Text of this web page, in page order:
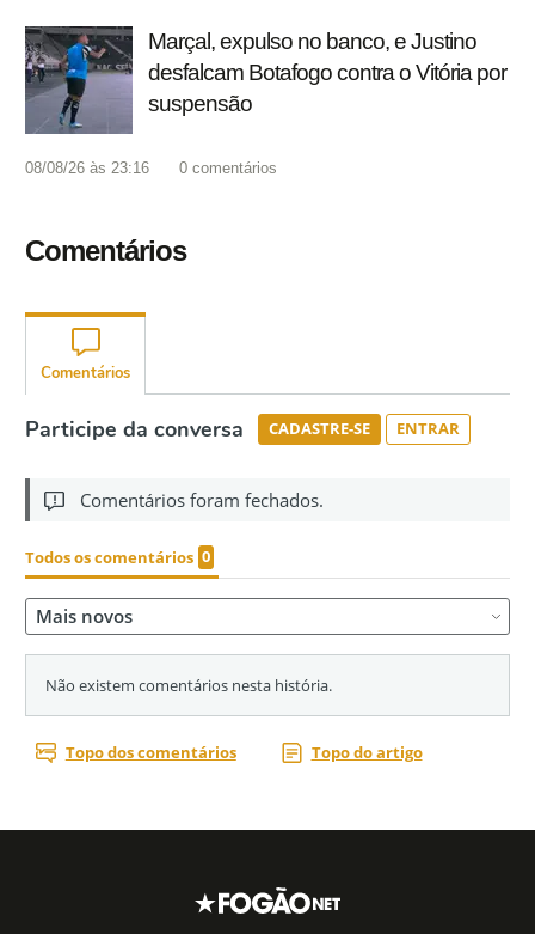
Marçal, expulso no banco, e Justino
desfalcam Botafogo contra o Vitória por
suspensão
08/08/26 às 23:16 0 comentários
Comentários